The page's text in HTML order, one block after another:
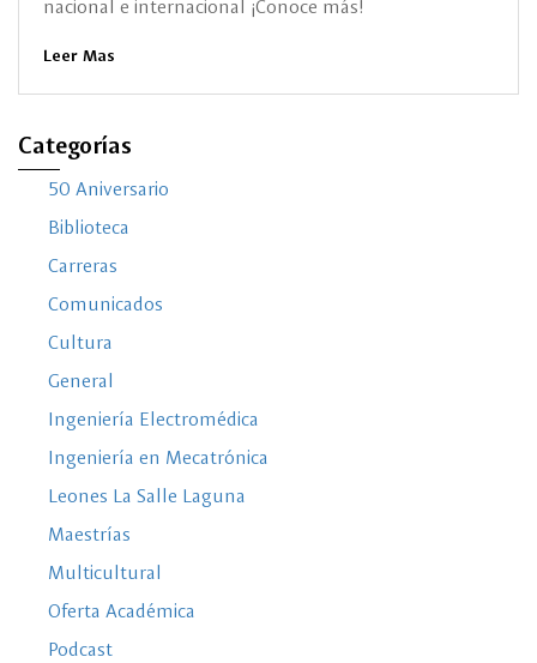
nacional e internacional ¡Conoce más!
Leer Mas
Categorías
50 Aniversario
Biblioteca
Carreras
Comunicados
Cultura
General
Ingeniería Electromédica
Ingeniería en Mecatrónica
Leones La Salle Laguna
Maestrías
Multicultural
Oferta Académica
Podcast